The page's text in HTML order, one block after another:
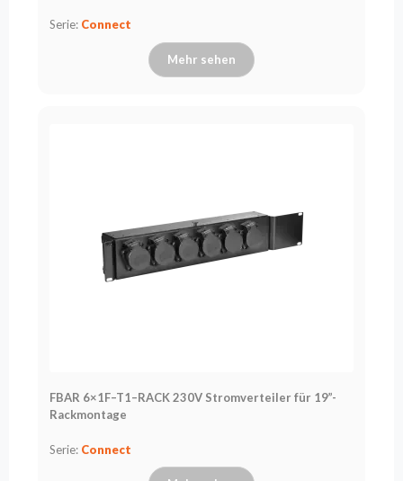
Serie: Connect
Mehr sehen
FBAR 6×1F–T1–RACK 230V Stromverteiler für 19”-
Rackmontage
Serie: Connect